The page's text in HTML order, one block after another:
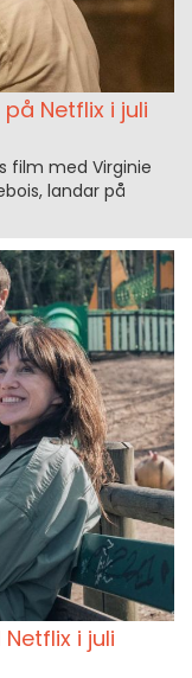
Netflix i juli
film med Virginie
landar på
i juli